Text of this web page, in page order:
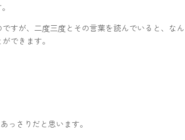
すが、二度三度とその言葉を読んでいると、なん
できます。
っさりだと思います。